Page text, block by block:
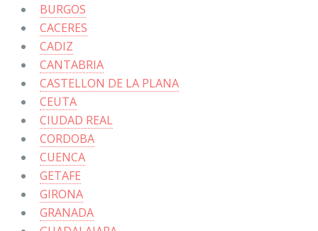
BURGOS
CACERES
CADIZ
CANTABRIA
CASTELLON DE LA PLANA
CEUTA
CIUDAD REAL
CORDOBA
CUENCA
GETAFE
GIRONA
GRANADA